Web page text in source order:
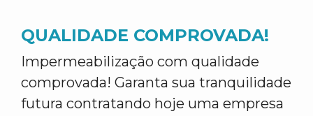
QUALIDADE COMPROVADA!
Impermeabilização com qualidade
comprovada! Garanta sua tranquilidade
futura contratando hoje uma empresa